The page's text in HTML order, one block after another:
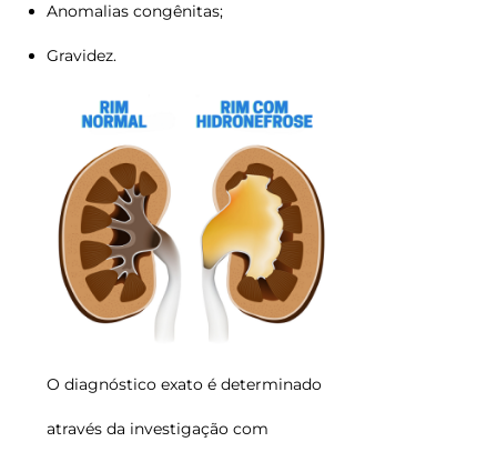
Anomalias congênitas;
Gravidez.
O diagnóstico exato é determinado
através da investigação com